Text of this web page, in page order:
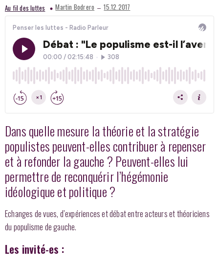
Au fil des luttes Martin Bodrero – 15.12.2017
Dans quelle mesure la théorie et la stratégie
populistes peuvent-elles contribuer à repenser
et à refonder la gauche ? Peuvent-elles lui
permettre de reconquérir l’hégémonie
idéologique et politique ?
Echanges de vues, d’expériences et débat entre acteurs et théoriciens
du populisme de gauche.
Les invité-es :